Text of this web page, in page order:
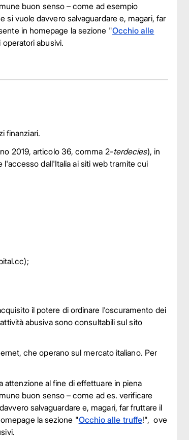
buon senso – come ad esempio
vuole davvero salvaguardare e, magari, far
in homepage la sezione "Occhio alle
abusivi.
finanziari.
2019, articolo 36, comma 2-terdecies), in
l'accesso dall'Italia ai siti web tramite cui
il potere di ordinare l'oscuramento dei
abusiva sono consultabili sul sito
che operano sul mercato italiano. Per
attenzione al fine di effettuare in piena
buon senso – come ad es. verificare
salvaguardare e, magari, far fruttare il
la sezione "Occhio alle truffe!", ove